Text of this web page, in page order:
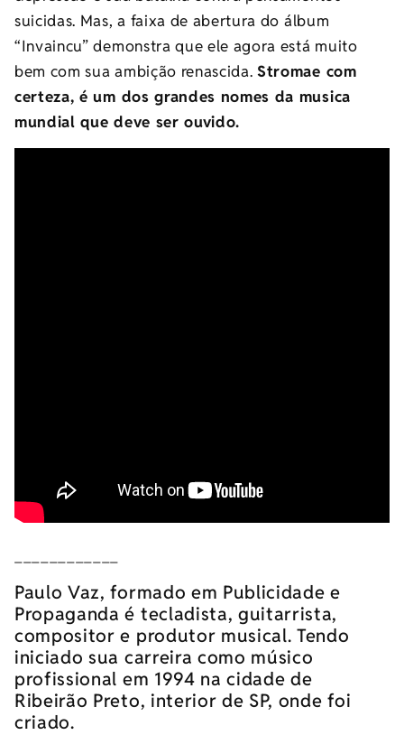
suicidas. Mas, a faixa de abertura do álbum
“Invaincu” demonstra que ele agora está muito
bem com sua ambição renascida.Stromae com
certeza, é um dos grandes nomes da musica
mundial que deve ser ouvido.
Paulo Vaz, formado em Publicidade e
Propaganda é tecladista, guitarrista,
compositor e produtor musical. Tendo
iniciado sua carreira como músico
profissional em 1994 na cidade de
Ribeirão Preto, interior de SP, onde foi
criado.